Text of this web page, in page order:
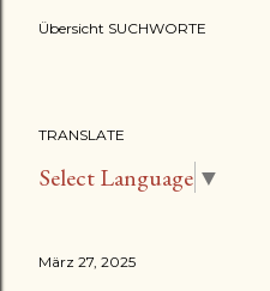
Übersicht SUCHWORTE
TRANSLATE
Select Language ▼
März 27, 2025